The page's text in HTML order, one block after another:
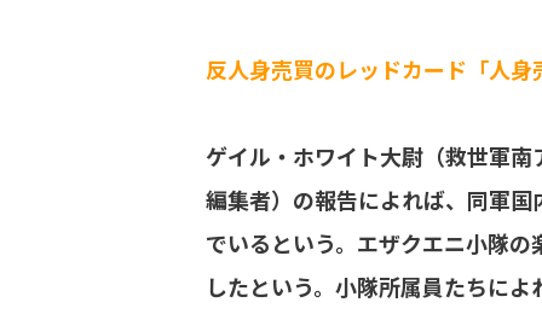
反人身売買のレッドカード「人
ゲイル・ホワイト大尉（救世軍
編集者）の報告によれば、同軍
でいるという。エザクエニ小隊
したという。小隊所属員たちに